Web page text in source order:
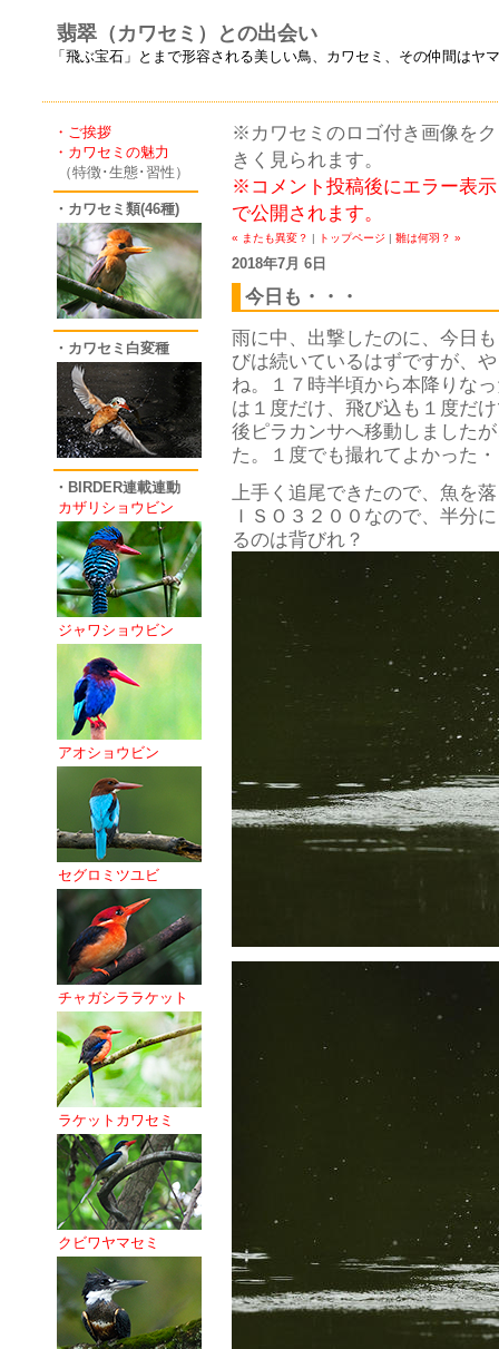
翡翠（カワセミ）との出会い
「飛ぶ宝石」とまで形容される美しい鳥、カワセミ、その仲間は
・ご挨拶
・カワセミの魅力
（特徴･生態･習性）
・カワセミ類(46種)
・カワセミ白変種
・BIRDER連載連動
カザリショウビン
ジャワショウビン
アオショウビン
セグロミツユビ
チャガシララケット
ラケットカワセミ
クビワヤマセミ
※カワセミのロゴ付き画像を
きく見られます。
※コメント投稿後にエラー表
で公開されます。
« またも異変？ | トップページ | 雛は何羽？ »
2018年7月 6日
今日も・・・
雨に中、出撃したのに、今日
びは続いているはずですが、
ね。１７時半頃から本降りな
は１度だけ、飛び込も１度だ
後ピラカンサへ移動しました
た。１度でも撮れてよかった
上手く追尾できたので、魚を
ＩＳＯ３２００なので、半分
るのは背びれ？